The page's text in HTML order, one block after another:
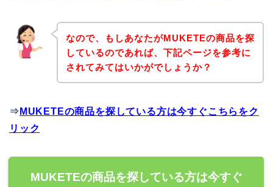
なので、もしあなたがMUKETEの商品を探
しているのであれば、下記ページを参考に
されてみてはいかがでしょうか？
⇒ MUKETEの商品を探している方は今すぐこちらをク
リック
MUKETEの商品を探している方は今すぐ